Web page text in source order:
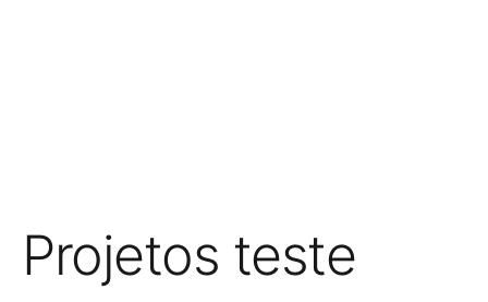
Projetos teste